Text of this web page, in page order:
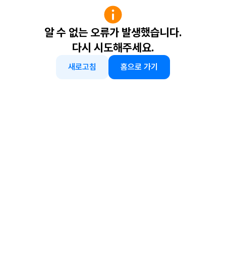
알 수 없는 오류가 발생했습니다.
다시 시도해주세요.
새로고침 홈으로 가기